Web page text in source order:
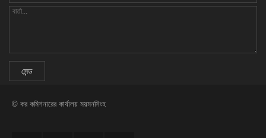
© কর কমিশনারের কার্যালয় ময়মনসিংহ